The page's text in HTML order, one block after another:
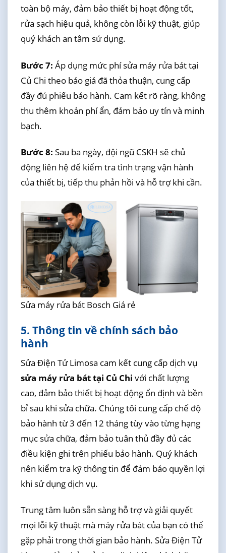
toàn bộ máy, đảm bảo thiết bị hoạt động tốt,
rửa sạch hiệu quả, không còn lỗi kỹ thuật, giúp
quý khách an tâm sử dụng.
Bước 7: Áp dụng mức phí sửa máy rửa bát tại
Củ Chi theo báo giá đã thỏa thuận, cung cấp
đầy đủ phiếu bảo hành. Cam kết rõ ràng, không
thu thêm khoản phí ẩn, đảm bảo uy tín và minh
bạch.
Bước 8: Sau ba ngày, đội ngũ CSKH sẽ chủ
động liên hệ để kiểm tra tình trạng vận hành
của thiết bị, tiếp thu phản hồi và hỗ trợ khi cần.
Sửa máy rửa bát Bosch Giá rẻ
5. Thông tin về chính sách bảo
hành
Sửa Điện Tử Limosa cam kết cung cấp dịch vụ
sửa máy rửa bát tại Củ Chi với chất lượng
cao, đảm bảo thiết bị hoạt động ổn định và bền
bỉ sau khi sửa chữa. Chúng tôi cung cấp chế độ
bảo hành từ 3 đến 12 tháng tùy vào từng hạng
mục sửa chữa, đảm bảo tuân thủ đầy đủ các
điều kiện ghi trên phiếu bảo hành. Quý khách
nên kiểm tra kỹ thông tin để đảm bảo quyền lợi
khi sử dụng dịch vụ.
Trung tâm luôn sẵn sàng hỗ trợ và giải quyết
mọi lỗi kỹ thuật mà máy rửa bát của bạn có thể
gặp phải trong thời gian bảo hành. Sửa Điện Tử